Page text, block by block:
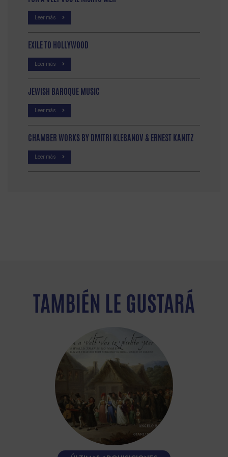
Leer más
EXILE TO HOLLYWOOD
Leer más
JEWISH BAROQUE MUSIC
Leer más
CHAMBER WORKS BY DMITRI KLEBANOV & ERNEST KANITZ
Leer más
TAMBIÉN LE GUSTARÁ